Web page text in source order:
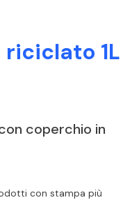
1L
coperchio in
con stampa più